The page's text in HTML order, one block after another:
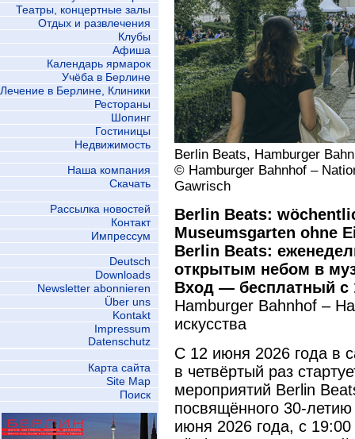
Театры, концертные залы
Отдых и развлечения
Клубы
Афиша
Календарь ярмарок
Учёба в Берлине
Лечение в Берлине, Клиники
Рестораны
Шопинг
Гостиницы
Недвижимость
Наша компания
Скачать
Рассылка новостей
Контакт
Импрессум
Deutsch
Downloads
Newsletter abonnieren
Über uns
Kontakt
Impressum
Datenschutz
Карта сайта
Site Map
Поиск
Berlin Beats, Hamburger
© Hamburger Bahnhof –
Gawrisch
Berlin Beats:
Museumsgarten ohne
Berlin Beats:
открытым небом в
Вход — бесплатный с
Hamburger Bahnhof –
искусства
С 12 июня 2026 года в
в четвёртый раз
мероприятий Berlin
посвящённого 30-
июня 2026 года, с